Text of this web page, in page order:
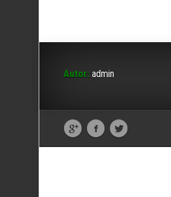
Autor: admin